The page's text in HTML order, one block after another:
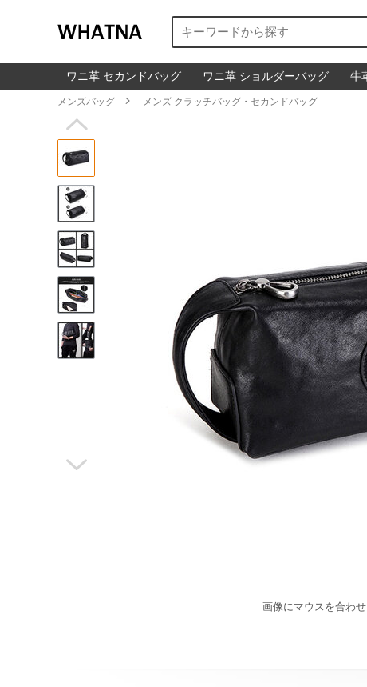
ワニ革 セカンドバッグ ワニ革 ショルダーバッグ 牛
メンズバッグ  メンズ クラッチバッグ・セカンドバッグ


画像にマウスを合わ